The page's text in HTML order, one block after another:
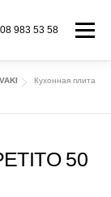
983 53 58 Меню
Кухонная плита
50